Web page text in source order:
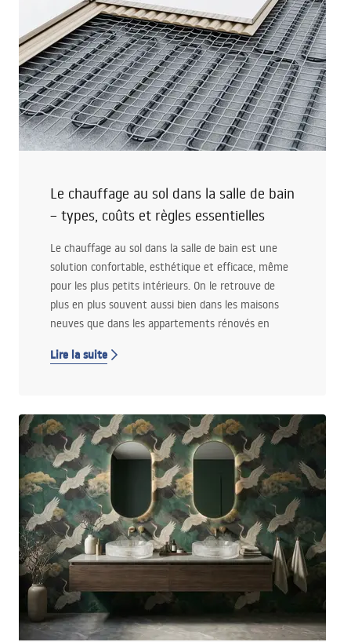
Le chauffage au sol dans la salle de bain
– types, coûts et règles essentielles
Le chauffage au sol dans la salle de bain est une
solution confortable, esthétique et efficace, même
pour les plus petits intérieurs. On le retrouve de
plus en plus souvent aussi bien dans les maisons
neuves que dans les appartements rénovés en
choisi peut considérablement augmenter le confort
Lisez cet article pour découvrir quels sont les types
de chauffage au sol, combien coûte son installation
et comment l'utiliser en toute sécurité, même dans
la zone de douche. Nous expliquerons où il est
possible de poser un chauffage au sol et quels
endroits nécessitent une prudence particulière.
Nous dissiperons également les doutes les plus
fréquents, afin de vous aider à prendre la bonne
décision.
Lire la suite